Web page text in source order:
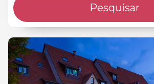
Pesquisar